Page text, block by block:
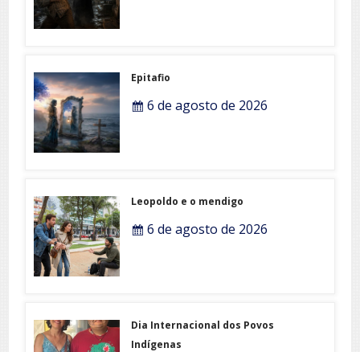
Epitafio
6 de agosto de 2026
Leopoldo e o mendigo
6 de agosto de 2026
Dia Internacional dos Povos
Indígenas